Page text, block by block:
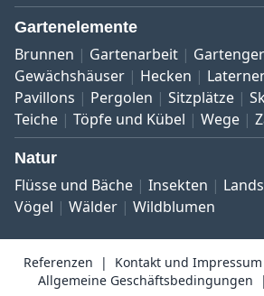
Gartenelemente
Brunnen Gartenarbeit
Gewächshäuser
Hecken
Pavillons
Pergolen Sitzplätze
Teiche
Töpfe und Kübel Wege
Natur
Flüsse und Bäche Insekten
Vögel
Wälder Wildblumen
Referenzen Kontakt und Impressum
Allgemeine Geschäftsbedingungen